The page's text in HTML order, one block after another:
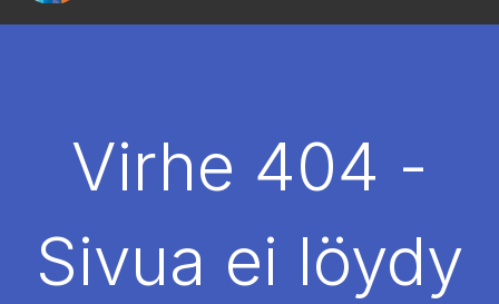
VUOKRAUSVirhe 404 -
Sivua ei löydy